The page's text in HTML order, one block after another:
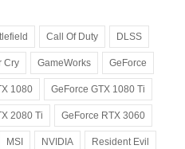
Call Of Duty DLSS
Cry GameWorks GeForce
1080 GeForce GTX 1080 Ti
2080 Ti GeForce RTX 3060
MSI NVIDIA Resident Evil